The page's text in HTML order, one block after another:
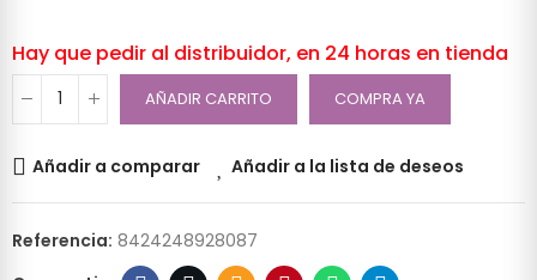
Hay que pedir al distribuidor, en 24 horas en tienda
AÑADIR CARRITO COMPRA YA
Añadir a comparar Añadir a la lista de deseos
Referencia: 8424248928087